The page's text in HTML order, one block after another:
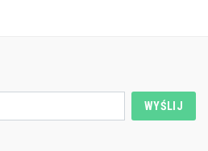
WYŚLIJ